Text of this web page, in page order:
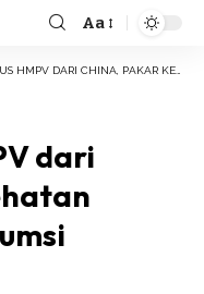
Font
Aa
PAKAR KESEHATAN HOLISTIK AJAK KONSUMSI PROPOLIS
dari